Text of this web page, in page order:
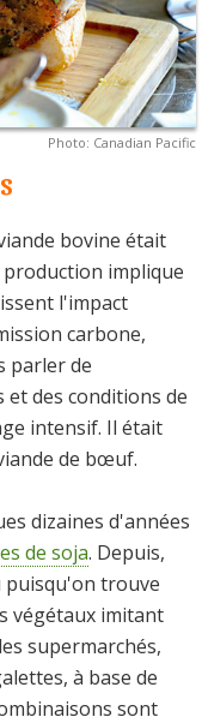
Photo: Canadian Pacific
bovine était
implique
l'impact
carbone,
parler de
des conditions de
intensif. Il était
de bœuf.
dizaines d'années
de soja. Depuis,
puisqu'on trouve
végétaux imitant
supermarchés,
à base de
sont